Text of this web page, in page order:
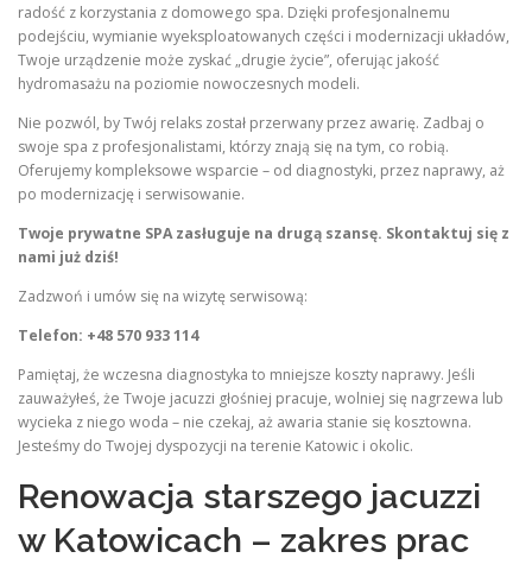
radość z korzystania z domowego spa. Dzięki profesjonalnemu
podejściu, wymianie wyeksploatowanych części i modernizacji układów,
Twoje urządzenie może zyskać „drugie życie”, oferując jakość
hydromasażu na poziomie nowoczesnych modeli.
Nie pozwól, by Twój relaks został przerwany przez awarię. Zadbaj o
swoje spa z profesjonalistami, którzy znają się na tym, co robią.
Oferujemy kompleksowe wsparcie – od diagnostyki, przez naprawy, aż
po modernizację i serwisowanie.
Twoje prywatne SPA zasługuje na drugą szansę. Skontaktuj się z
nami już dziś!
Zadzwoń i umów się na wizytę serwisową:
Telefon: +48 570 933 114
Pamiętaj, że wczesna diagnostyka to mniejsze koszty naprawy. Jeśli
zauważyłeś, że Twoje jacuzzi głośniej pracuje, wolniej się nagrzewa lub
wycieka z niego woda – nie czekaj, aż awaria stanie się kosztowna.
Jesteśmy do Twojej dyspozycji na terenie Katowic i okolic.
Renowacja starszego jacuzzi
w Katowicach – zakres prac